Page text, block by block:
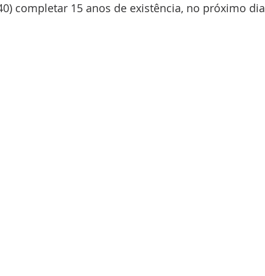
completar 15 anos de existência, no próximo